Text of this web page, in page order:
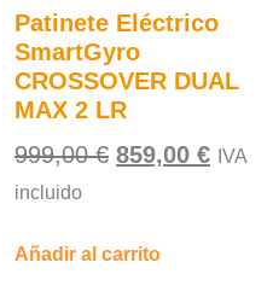
Patinete Eléctrico
SmartGyro
CROSSOVER DUAL
MAX 2 LR
999,00€ 859,00 € IVA
incluido
Añadir al carrito